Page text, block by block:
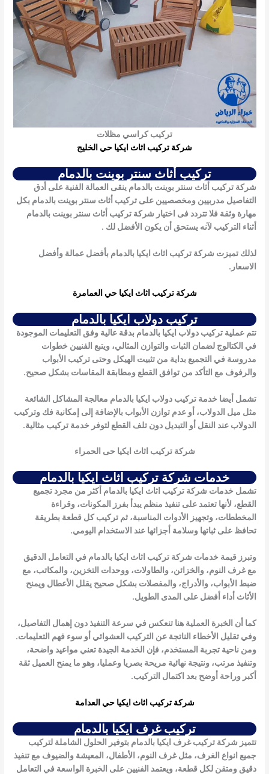
تركيب كراسي مظلات
شركة تركيب اثاث ايكيا حي الخليج
تركيب أثاث سنتر بوينت بالدمام
شركة تركيب أثاث سنتر بوينت بالدمام ينقى العمالة الفنية على أدق
التفاصيل مدربيين ومخصصيين علىتركيب أثاث سنتر بوينت بالدمام بكل
مهارة وثقة فلا تتردد فى اختيار شركةتركيب أثاث سنتر بوينت بالدمام
أثناء التركيب لآنه يستحق أن يكون الأفضل لك .
لذلك تميزت شركة تركيب اثاث ايكيا بالدمام بأفضل عمالة وأفضل
الاسعار.
شركة تركيب اثاث ايكيا حي العمامرة
تركيب دولاب ايكيا بالدمام
تتم عملية تركيب دولاب ايكيا بالدمام بدقة عالية وفق التعليمات الموجودة
في الكتالوج لضمان الثبات والتوازن المثالي، ويتبع الفنيين خطوات
مدروسة في التجميع بداية من تثبيت الهيكل وحتى تركيب الأبواب
والرفوف مع التأكد من توافق القطع ومطابقة المقاسات بشكل صحيح.
تشمل أيضا خدمة تركيب دولاب ايكيا بالدمام معالجة المشاكل الشائعة
مثل ميل الدولاب، أو عدم توازن الأبواب بالإضافة إلى إمكانية فك وتركيب
الدولاب عند النقل أو التبديل دون تلف القطع لتوفر خدمة تركيب مثالية.
شركة تركيب اثاث ايكيا حى الحمراء
خدمات شركة تركيب اثاث ايكيا بالدمام
تشمل خدمات شركة تركيب اثاث ايكيا بالدمام أكثر من مجرد تجميع
القطع، لأنها تعتمد على تنفيذ منظم يبدأ بفرز المكونات، وقراءة
المخططات، وتجهيز الأدوات المناسبة، ثم تركيب كل قطعة بطريقة
تحافظ على ثباتها وسلامة أجزائها عند الاستخدام اليومي.
وتبرز قيمة خدمات شركة تركيب اثاث ايكيا بالدمام في التعامل الدقيق
مع غرف النوم، والخزائن، والطاولات، ووحدات التخزين، والمكاتب، مع
ضبط الأبواب، والأدراج، والمفصلات بشكل صحيح يقلل الأعطال ويمنح
الأثاث أداء أفضل على المدى الطويل.
كما أن الخبرة العملية هنا تنعكس في سرعة التنفيذ دون إهمال التفاصيل،
وفي تقليل الأخطاء الناتجة عن التركيب العشوائي أو سوء فهم التعليمات.
ومن ناحية تجربة المستخدم، فإن الخدمة الجيدة تعني مواعيد واضحة،
وتنفيذ مرتب، ونتيجة نهائية مريحة بصريا وعمليا، وهو ما يمنح العميل ثقة
أكبر وراحة أوضح بعد اكتمال التركيب.
شركة تركيب اثاث ايكيا حي العدامة
تركيب غرف ايكيا بالدمام
تتميز شركة تركيب غرف ايكيا بالدمام بتوفير الحلول الشاملة لتركيب
جميع انواع الغرف، مثل غرف النوم، الأطفال، المعيشة والضيوف مع تنفيذ
دقيق ومتقن لكل قطعة، ويعتمد الفنيين على الخبرة الواسعة في التعامل